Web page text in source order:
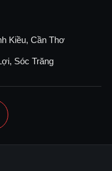
Kiều, Cần Thơ
Sóc Trăng